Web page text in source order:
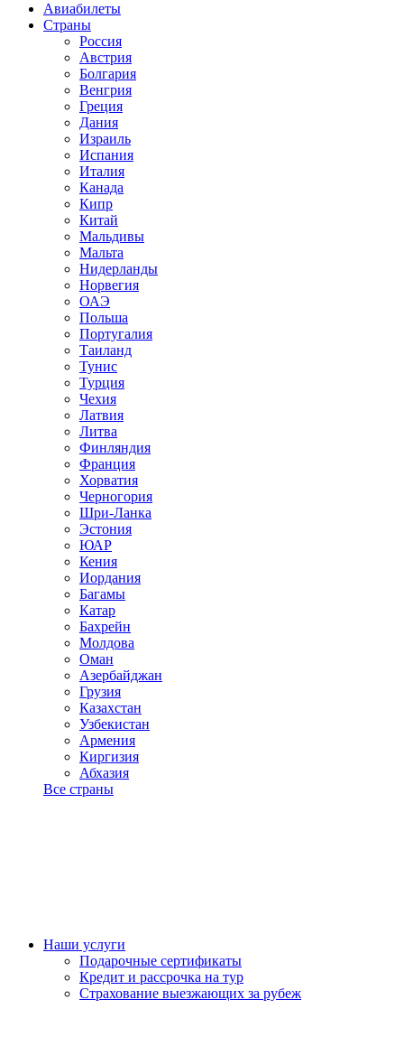
Авиабилеты
Страны
Россия
Австрия
Болгария
Венгрия
Греция
Дания
Израиль
Испания
Италия
Канада
Кипр
Китай
Мальдивы
Мальта
Нидерланды
Норвегия
ОАЭ
Польша
Португалия
Таиланд
Тунис
Турция
Чехия
Латвия
Литва
Финляндия
Франция
Хорватия
Черногория
Шри-Ланка
Эстония
ЮАР
Кения
Иордания
Багамы
Катар
Бахрейн
Молдова
Оман
Азербайджан
Грузия
Казахстан
Узбекистан
Армения
Киргизия
Абхазия
Все страны
Наши услуги
Подарочные сертификаты
Кредит и рассрочка на тур
Страхование выезжающих за рубеж